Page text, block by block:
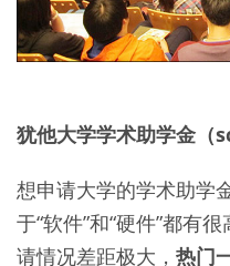
犹他大学学术助学金（
想申请大学的学术助学
于“软件”和“硬件”都有
请情况差距极大， 热门